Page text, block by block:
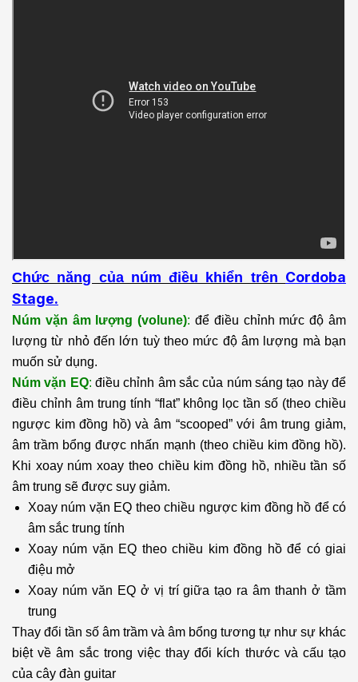
Chức năng của núm điều khiển trên Cordoba
Stage.
Núm vặn âm lượng (volune): để điều chỉnh mức độ âm
lượng từ nhỏ đến lớn tuỳ theo mức độ âm lượng mà bạn
muốn sử dụng.
Núm vặn EQ: điều chỉnh âm sắc của núm sáng tạo này để
điều chỉnh âm trung tính “flat” không lọc tần số (theo chiều
ngược kim đồng hồ) và âm “scooped” với âm trung giảm,
âm trầm bổng được nhấn mạnh (theo chiều kim đồng hồ).
Khi xoay núm xoay theo chiều kim đồng hồ, nhiều tần số
âm trung sẽ được suy giảm.
Xoay núm vặn EQ theo chiều ngược kim đồng hồ để có
âm sắc trung tính
Xoay núm vặn EQ theo chiều kim đồng hồ để có giai
điệu mở
Xoay núm văn EQ ở vị trí giữa tạo ra âm thanh ở tầm
trung
Thay đổi tần số âm trầm và âm bổng tương tự như sự khác
biệt về âm sắc trong việc thay đổi kích thước và cấu tạo
của cây đàn guitar